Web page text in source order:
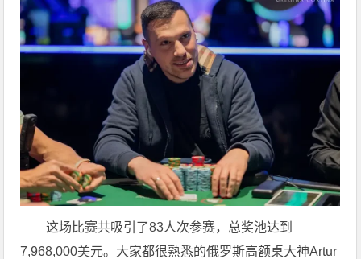
这场比赛共吸引了83人次参赛，总奖池达到
7,968,000美元。大家都很熟悉的俄罗斯高额桌大神Artur